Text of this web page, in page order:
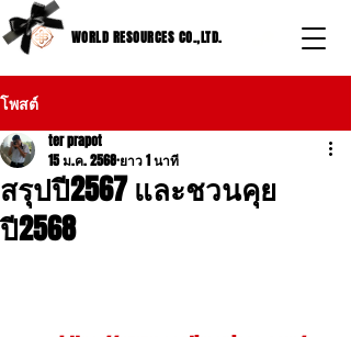
WORLD RESOURCES CO.,LTD.
โพสต์
สรุปปี2567 และชวนคุย
ปี2568
ter prapot
15 ม.ค. 2568 ยาว 1 นาที